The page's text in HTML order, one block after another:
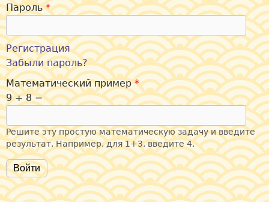
Пароль*
Регистрация
Забыли пароль?
Математический пример*
9 + 8 =
Решите эту простую математическую задачу и введите
результат. Например, для 1+3, введите 4.